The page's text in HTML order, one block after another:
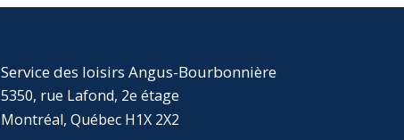
Service des loisirs Angus-Bourbonnière
5350, rue Lafond, 2e étage
Montréal, Québec H1X 2X2